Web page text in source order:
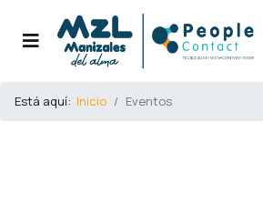
Está aquí: Inicio Eventos